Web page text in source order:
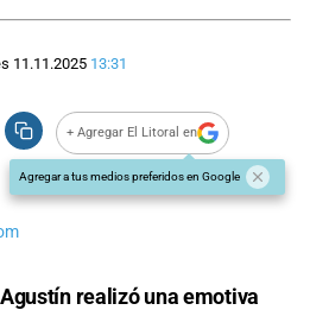
11.11.2025 13:31
+ Agregar El Litoral en
Agregar a tus medios preferidos en Google
realizó una emotiva